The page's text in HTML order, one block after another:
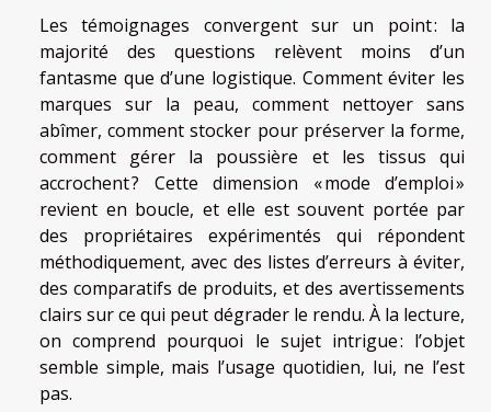
Les témoignages convergent sur un point : la
majorité des questions relèvent moins d’un
fantasme que d’une logistique. Comment éviter les
marques sur la peau, comment nettoyer sans
abîmer, comment stocker pour préserver la forme,
comment gérer la poussière et les tissus qui
accrochent ? Cette dimension « mode d’emploi »
revient en boucle, et elle est souvent portée par
des propriétaires expérimentés qui répondent
méthodiquement, avec des listes d’erreurs à éviter,
des comparatifs de produits, et des avertissements
clairs sur ce qui peut dégrader le rendu. À la lecture,
on comprend pourquoi le sujet intrigue : l’objet
semble simple, mais l’usage quotidien, lui, ne l’est
pas.